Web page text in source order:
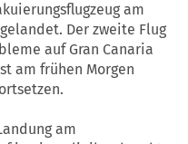
am
Der zweite Flug
auf Gran Canaria
am frühen Morgen
am